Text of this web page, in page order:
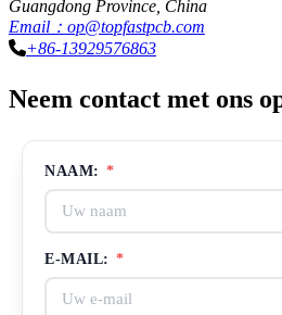
Guangdong Province, China
Email：op@topfastpcb.com
+86-13929576863
Neem contact met ons
NAAM: *
E-MAIL: *